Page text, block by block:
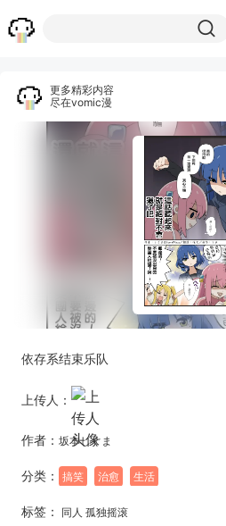
更多精彩内容
尽在vomic漫
依存系结束乐队
上传人：
作者： 坂本しぐま
分类： 搞笑 治愈 生活
标签： 同人 孤独摇滚